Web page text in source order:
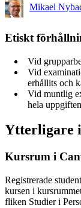
Mikael
Etiskt
Vid
Vid
erhållits och
Vid muntlig
hela
Ytterligare
Kursrum i
Registrerade
kursen i
fliken Studier i